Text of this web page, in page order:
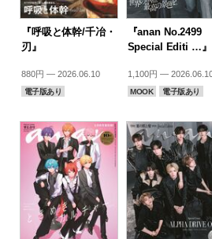
『呼吸と体幹/千冶・
刃』
880円 — 2026.06.10
電子版あり
『anan No.2499
Special Editi …』
1,100円 —
MOOK 電子版あり